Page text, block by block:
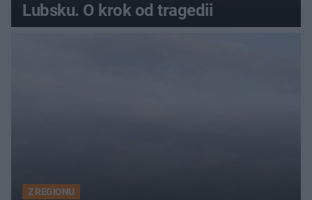
Lubsku. O krok od tragedii
Z REGIONU